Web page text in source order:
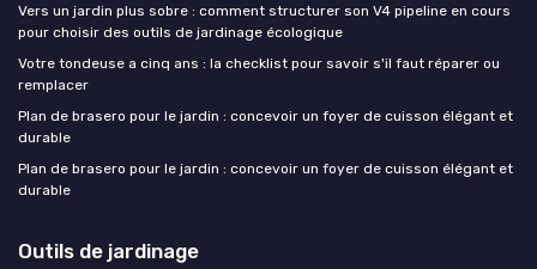
Vers un jardin plus sobre : comment structurer son V4 pipeline en cours
pour choisir des outils de jardinage écologique
Votre tondeuse a cinq ans : la checklist pour savoir s'il faut réparer ou
remplacer
Plan de brasero pour le jardin : concevoir un foyer de cuisson élégant et
durable
Plan de brasero pour le jardin : concevoir un foyer de cuisson élégant et
durable
Outils de jardinage